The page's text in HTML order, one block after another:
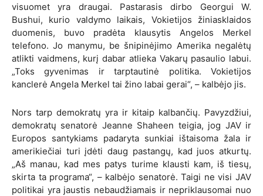
visuomet yra draugai. Pastarasis dirbo Georgui W.
Bushui, kurio valdymo laikais, Vokietijos žiniasklaidos
duomenis, buvo pradėta klausytis Angelos Merkel
telefono. Jo manymu, be šnipinėjimo Amerika negalėtų
atlikti vaidmens, kurį dabar atlieka Vakarų pasaulio labui.
„Toks gyvenimas ir tarptautinė politika. Vokietijos
kanclerė Angela Merkel tai žino labai gerai“, – kalbėjo jis.
Nors tarp demokratų yra ir kitaip kalbančių. Pavyzdžiui,
demokratų senatorė Jeanne Shaheen teigia, jog JAV ir
Europos santykiams padaryta sunkiai ištaisoma žala ir
amerikiečiai turi įdėti daug pastangų, kad juos atkurtų.
„Aš manau, kad mes patys turime klausti kam, iš tiesų,
skirta ta programa“, – kalbėjo senatorė. Taigi ne visi JAV
politikai yra jaustis nebaudžiamais ir nepriklausomai nuo